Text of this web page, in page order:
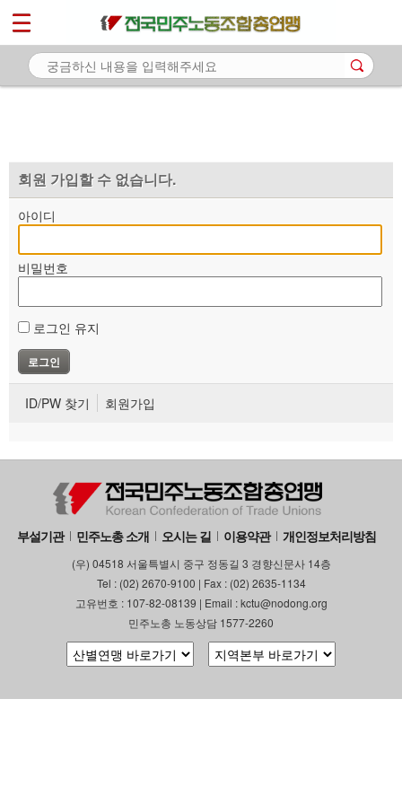
회원 가입할 수 없습니다.
아이디
비밀번호
로그인 유지
ID/PW 찾기 회원가입
부설기관 민주노총 소개 오시는 길 이용약관 개인정보처리방침
(우) 04518 서울특별시 중구 정동길 3 경향신문사 14층
Tel : (02) 2670-9100 | Fax : (02) 2635-1134
고유번호 : 107-82-08139 | Email : kctu@nodong.org
민주노총 노동상담 1577-2260
마이페이지
소개
자료
부설기관